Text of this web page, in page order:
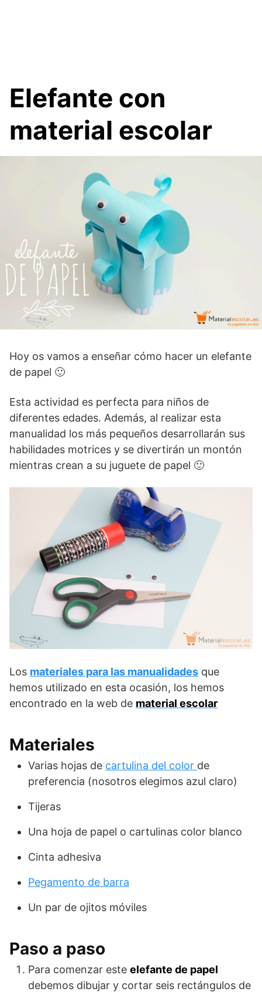
Elefante con
material escolar
Hoy os vamos a enseñar cómo hacer un elefante
de papel 🙂
Esta actividad es perfecta para niños de
diferentes edades. Además, al realizar esta
manualidad los más pequeños desarrollarán sus
habilidades motrices y se divertirán un montón
mientras crean a su juguete de papel 🙂
Los materiales para las manualidades que
hemos utilizado en esta ocasión, los hemos
encontrado en la web de material escolar
Materiales
Varias hojas de cartulina del color de
preferencia (nosotros elegimos azul claro)
Tijeras
Una hoja de papel o cartulinas color blanco
Cinta adhesiva
Pegamento de barra
Un par de ojitos móviles
Paso a paso
Para comenzar este elefante de papel
debemos dibujar y cortar seis rectángulos de